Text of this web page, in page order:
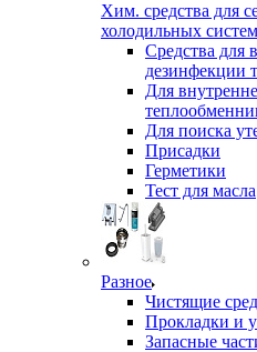
Хим. средства для
холодильных систем
Средства для
дезинфекции
Для
Для поиска
Присадки
Герметики
Тест для масла
Разное
Чистящие
Прокладки и
Запасные